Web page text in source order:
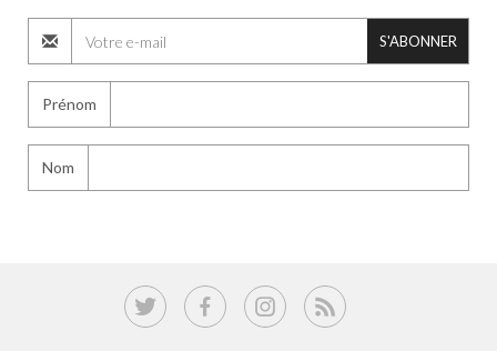
S'ABONNER
Prénom
Nom